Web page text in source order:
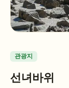
관광지
선녀바위